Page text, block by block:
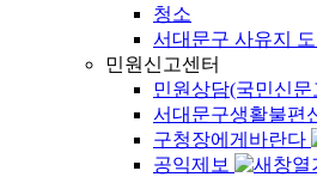
청소
서대문구 사유지
민원신고센터
민원상담(국민신문
서대문구생활불편
구청장에게바란다
공익제보